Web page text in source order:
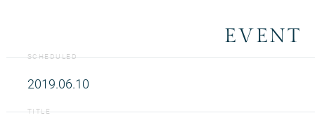
EVENT
SCHEDULED
2019.06.10
TITLE